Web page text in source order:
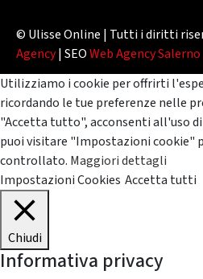
© Ulisse Online | Tutti i diritti
Agency| SEOWeb Agency Salerno
Utilizziamo i cookie per offrirti
ricordando le tue preferenze nelle
"Accetta tutto", acconsenti all'uso
puoi visitare "Impostazioni cookie"
controllato. Maggiori dettagli
Impostazioni Cookies Accetta tutti
Chiudi
Informativa privacy